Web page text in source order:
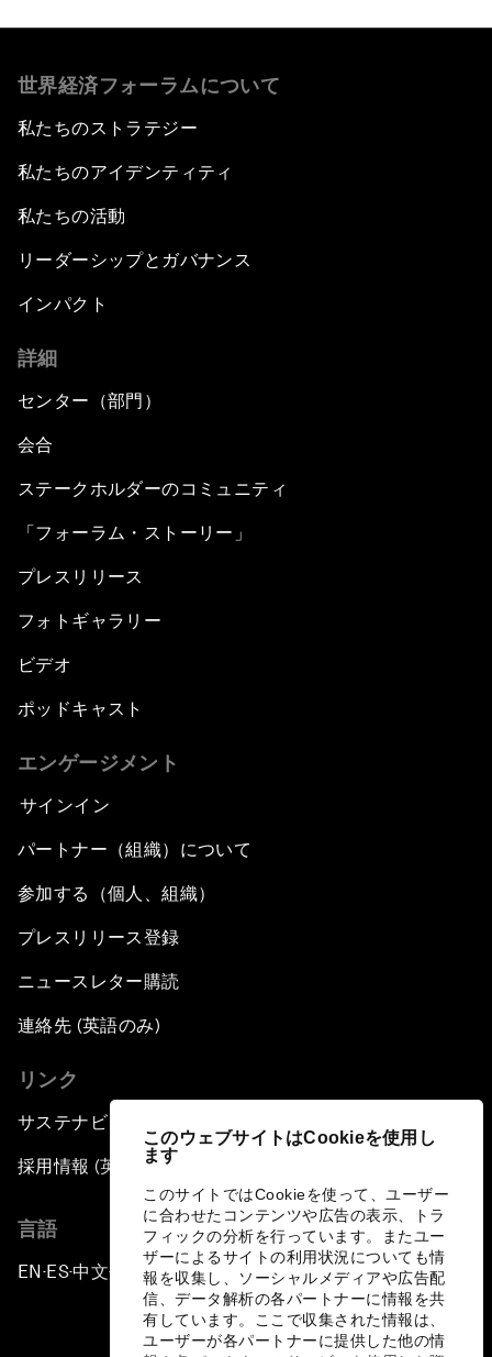
このウェブサイトはCookieを使用し
ます
このサイトではCookieを使って、ユーザー
に合わせたコンテンツや広告の表示、トラ
フィックの分析を行っています。またユー
ザーによるサイトの利用状況についても情
報を収集し、ソーシャルメディアや広告配
信、データ解析の各パートナーに情報を共
有しています。ここで収集された情報は、
ユーザーが各パートナーに提供した他の情
世界経済フォーラムについて
私たちのストラテジー
私たちのアイデンティティ
私たちの活動
リーダーシップとガバナンス
インパクト
詳細
センター（部門）
会合
ステークホルダーのコミュニティ
「フォーラム・ストーリー」
プレスリリース
フォトギャラリー
ビデオ
ポッドキャスト
エンゲージメント
サインイン
パートナー（組織）について
参加する（個人、組織）
プレスリリース登録
ニュースレター購読
連絡先 (英語のみ)
リンク
サステナビリティへの取り組み
採用情報 (英語のみ)
言語
EN ▪ES▪中文▪ 日本語